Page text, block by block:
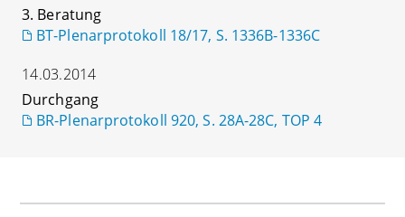
3. Beratung
BT-Plenarprotokoll 18/17, S. 1336B-1336C
14.03.2014
Durchgang
BR-Plenarprotokoll 920, S. 28A-28C, TOP 4